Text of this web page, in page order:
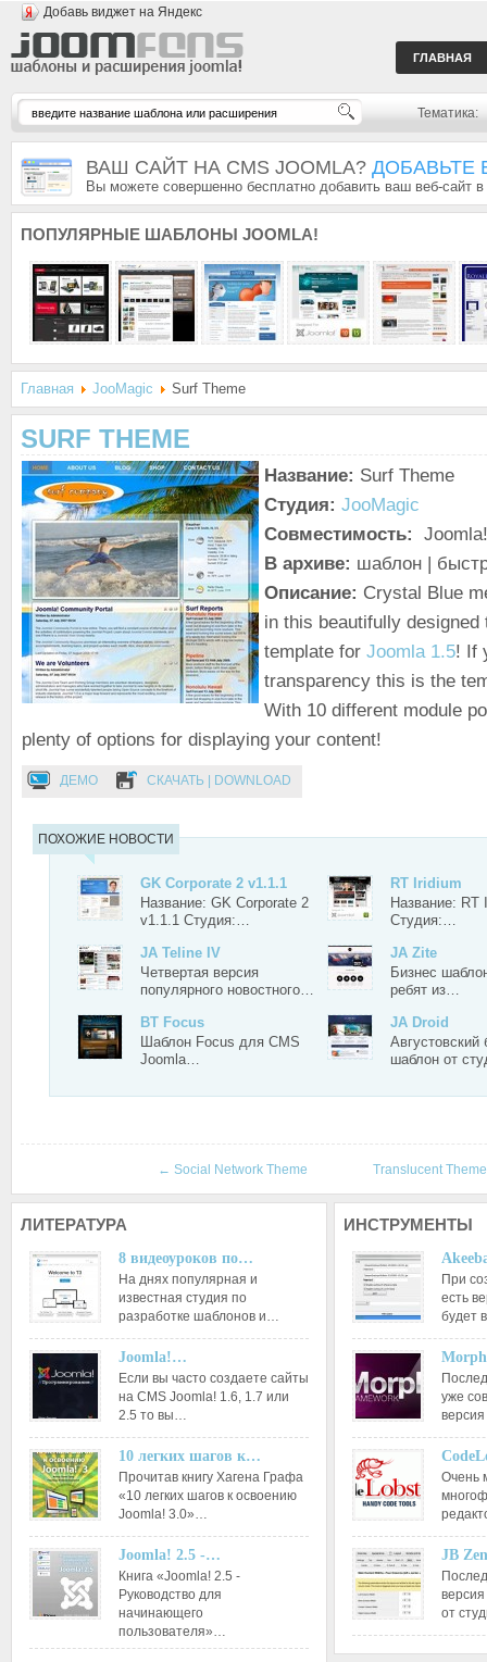
Добавь виджет на Яндекс
ГЛАВНАЯ
Тематика:
ВАШ САЙТ НА CMS JOOMLA? ДОБАВЬТЕ
Вы можете совершенно бесплатно добавить ваш веб-сайт
ПОПУЛЯРНЫЕ ШАБЛОНЫ JOOMLA!
Главная JooMagic Surf Theme
SURF THEME
Название: Surf Theme
Студия: JooMagic
Совместимость:
В архиве: шаблон |
Описание: Crystal Blue
in this beautifully designed
template for Joomla 1.5! If
transparency this is the
With 10 different module
plenty of options for displaying your content!
ДЕМО СКАЧАТЬ | DOWNLOAD
ПОХОЖИЕ НОВОСТИ
GK Corporate 2 v1.1.1
Название: GK Corporate 2
v1.1.1 Студия:…
RT Iridium
Название: RT
Студия:…
JA Teline IV
Четвертая версия
популярного новостного…
JA Zite
Бизнес
ребят из…
BT Focus
Шаблон Focus для CMS
Joomla…
JA Droid
Августовский
шаблон от
← Social Network Theme Translucent
ЛИТЕРАТУРА
8 видеоуроков по…
На днях популярная и
известная студия по
разработке шаблонов и…
Joomla!…
Если вы часто создаете сайты
на CMS Joomla! 1.6, 1.7 или
2.5 то вы…
10 легких шагов к…
Прочитав книгу Хагена Графа
«10 легких шагов к освоению
Joomla! 3.0»…
Joomla! 2.5 -…
Книга «Joomla! 2.5 -
Руководство для
начинающего
пользователя»…
ИНСТРУМЕНТЫ
При
есть
будет
уже
Очень
JB
от